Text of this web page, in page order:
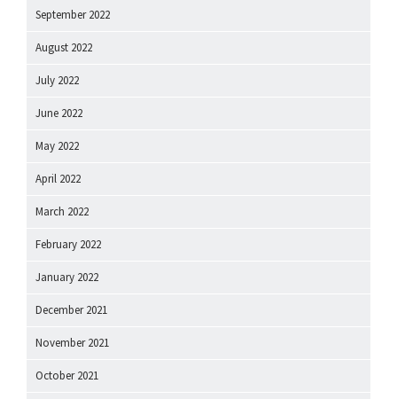
September 2022
August 2022
July 2022
June 2022
May 2022
April 2022
March 2022
February 2022
January 2022
December 2021
November 2021
October 2021